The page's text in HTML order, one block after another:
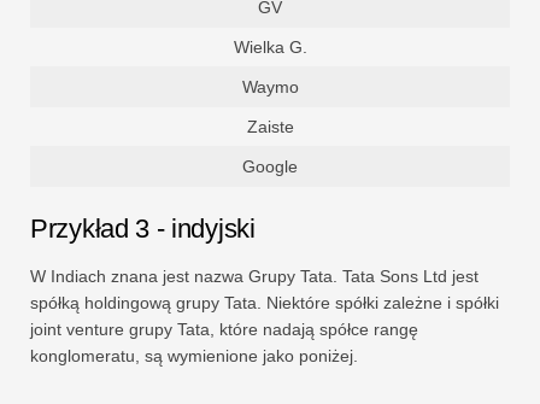
GV
Wielka G.
Waymo
Zaiste
Google
Przykład 3 - indyjski
W Indiach znana jest nazwa Grupy Tata. Tata Sons Ltd jest
spółką holdingową grupy Tata. Niektóre spółki zależne i spółki
joint venture grupy Tata, które nadają spółce rangę
konglomeratu, są wymienione jako poniżej.